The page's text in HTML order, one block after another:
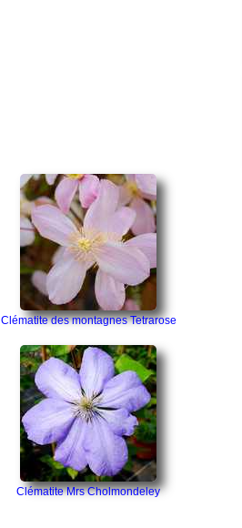
Clématite des montagnes Tetrarose
Clématite Mrs Cholmondeley